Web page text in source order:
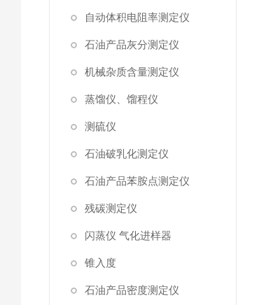
自动体积电阻率测定仪
石油产品灰分测定仪
机械杂质含量测定仪
蒸馏仪、馏程仪
测硫仪
石油破乳化测定仪
石油产品苯胺点测定仪
残碳测定仪
闪蒸仪 气化进样器
锥入度
石油产品密度测定仪